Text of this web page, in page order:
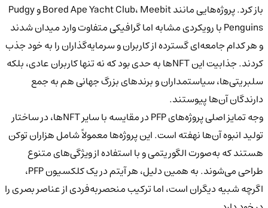
باز کرد. پروژه‌هایی مانند Bored Ape Yacht Club، Meebit و Pudgy
Penguins با رویکردی مشابه اما گرافیکی متفاوت وارد میدان شدند
و هر کدام جامعه‌ای گسترده از کاربران و سرمایه‌گذاران را به خود جذب
کردند. جذابیت این NFTها به حدی بود که نه تنها کاربران عادی، بلکه
سلبریتی‌ها، سیاستمداران و برندهای بزرگ جهانی هم به جمع
دارندگان آن‌ها پیوستند.
وجه تمایز اصلی پروژه‌های PFP در مقایسه با سایر NFTها، در ساختار
تولید انبوه آن‌ها نهفته است. این پروژه‌ها معمولاً شامل هزاران توکن
هستند که به‌صورت الگوریتمی و با استفاده از ویژگی‌های متنوع
طراحی می‌شوند. به همین دلیل، هر آیتم در یک کلکسیون PFP،
اگرچه شبیه دیگران است، اما ترکیب منحصربه‌فردی از عناصر بصری را